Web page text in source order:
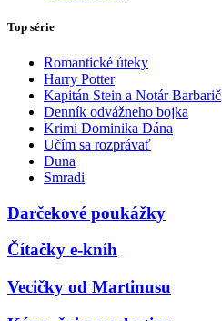
Top série
Romantické úteky
Harry Potter
Kapitán Stein a Notár Barbarič
Denník odvážneho bojka
Krimi Dominika Dána
Učím sa rozprávať
Duna
Smradi
Darčekové poukážky
Čítačky e-kníh
Vecičky od Martinusu